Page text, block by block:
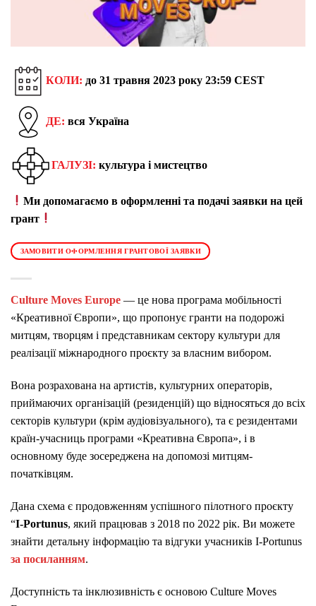
КОЛИ: до 31 травня 2023 року 23:59 CEST
ДЕ: вся Україна
ГАЛУЗІ: культура і мистецтво
Ми допомагаємо в оформленні та подачі заявки на цей
грант
ЗАМОВИТИ ОФОРМЛЕННЯ ГРАНТОВОЇ ЗАЯВКИ
Culture Moves Europe — це нова програма мобільності
«Креативної Європи», що пропонує гранти на подорожі
митцям, творцям і представникам сектору культури для
реалізації міжнародного проєкту за власним вибором.
Вона розрахована на артистів, культурних операторів,
приймаючих організацій (резиденцій) що відносяться до всіх
секторів культури (крім аудіовізуального), та є резидентами
країн-учасниць програми «Креативна Європа», і в
основному буде зосереджена на допомозі митцям-
початківцям.
Дана схема є продовженням успішного пілотного проєкту
“I-Portunus, який працював з 2018 по 2022 рік. Ви можете
знайти детальну інформацію та відгуки учасників I-Portunus
за посиланням.
Доступність та інклюзивність є основою Culture Moves